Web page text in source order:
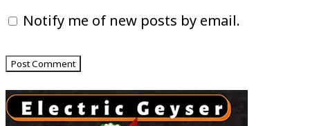
Notify me of new posts by email.